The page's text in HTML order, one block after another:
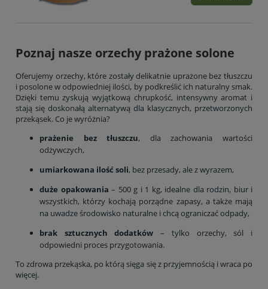
Poznaj nasze orzechy prażone solone
Oferujemy orzechy, które zostały delikatnie uprażone bez tłuszczu
i posolone w odpowiedniej ilości, by podkreślić ich naturalny smak.
Dzięki temu zyskują wyjątkową chrupkość, intensywny aromat i
stają się doskonałą alternatywą dla klasycznych, przetworzonych
przekąsek. Co je wyróżnia?
prażenie bez tłuszczu, dla zachowania wartości
odżywczych,
umiarkowana ilość soli, bez przesady, ale z wyrazem,
duże opakowania – 500 g i 1 kg, idealne dla rodzin, biur i
wszystkich, którzy kochają porządne zapasy, a także mają
na uwadze środowisko naturalne i chcą ograniczać odpady,
brak sztucznych dodatków– tylko orzechy, sól i
odpowiedni proces przygotowania.
To zdrowa przekąska, po którą sięga się z przyjemnością i wraca po
więcej.